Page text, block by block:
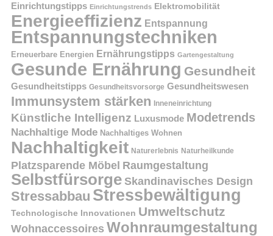
Einrichtungstipps Einrichtungstrends Elektromobilität
Energieeffizienz Entspannung
Entspannungstechniken
Erneuerbare Energien Ernährungstipps Gartengestaltung
Gesunde Ernährung Gesundheit
Gesundheitstipps Gesundheitsvorsorge Gesundheitswesen
Immunsystem stärken Inneneinrichtung
Künstliche Intelligenz Luxusmode Modetrends
Nachhaltige Mode Nachhaltiges Wohnen
Nachhaltigkeit Naturerlebnis Naturheilkunde
Platzsparende Möbel Raumgestaltung
Selbstfürsorge Skandinavisches Design
Stressabbau Stressbewältigung
Technologische Innovationen Umweltschutz
Wohnaccessoires Wohnraumgestaltung